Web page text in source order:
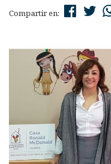
Compartir en: